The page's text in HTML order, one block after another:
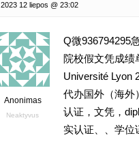
2023 12 liepos @ 23:02
Anonimas
Neaktyvus
Q微936794295
院校假文凭成绩
Université Lyon
代办国外（海外
认证，文凭，
实认证、、学位